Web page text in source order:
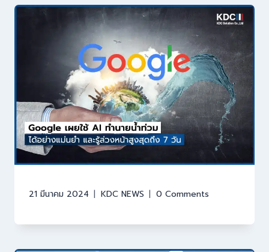
21 มีนาคม 2024 KDC NEWS 0 Comments